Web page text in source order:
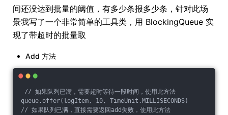
间还没达到批量的阈值，有多少条报多少条，针对此场
景我写了一个非常简单的工具类，用 BlockingQueue 实
现了带超时的批量取
Add 方法
// 如果队列已满，需要超时等待一段时间，使用此方法
queue.offer(logItem, 10, TimeUnit.MILLISECONDS)
// 如果队列已满，直接需要返回add失败，使用此方法